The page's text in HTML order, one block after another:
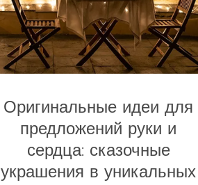
Оригинальные идеи для
предложений руки и
сердца: сказочные
украшения в уникальных